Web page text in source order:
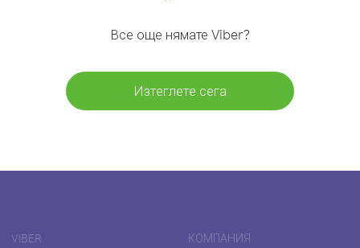
Все още нямате Viber?
Изтеглете сега
VIBER КОМПАНИЯ